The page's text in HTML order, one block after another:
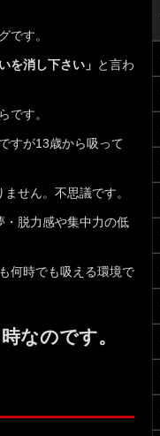
です。
を消し下さい」 と言わ
です。
すが13歳から吸って
せん。不思議です。
・脱力感や集中力の低
何時でも吸える環境で
なのです。